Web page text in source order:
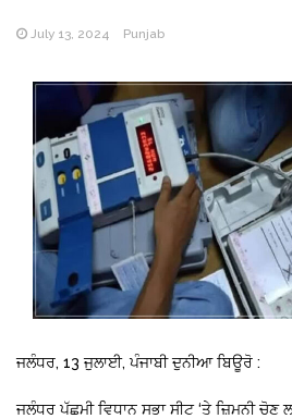
July 13, 2024 Punjab
ਜਲੰਧਰ, 13 ਜੁਲਾਈ, ਪੰਜਾਬੀ ਦੁਨੀਆ ਬਿਊਰੋ :
ਜਲੰਧਰ ਪੱਛਮੀ ਵਿਧਾਨ ਸਭਾ ਸੀਟ ‘ਤੇ ਜ਼ਿਮਨੀ